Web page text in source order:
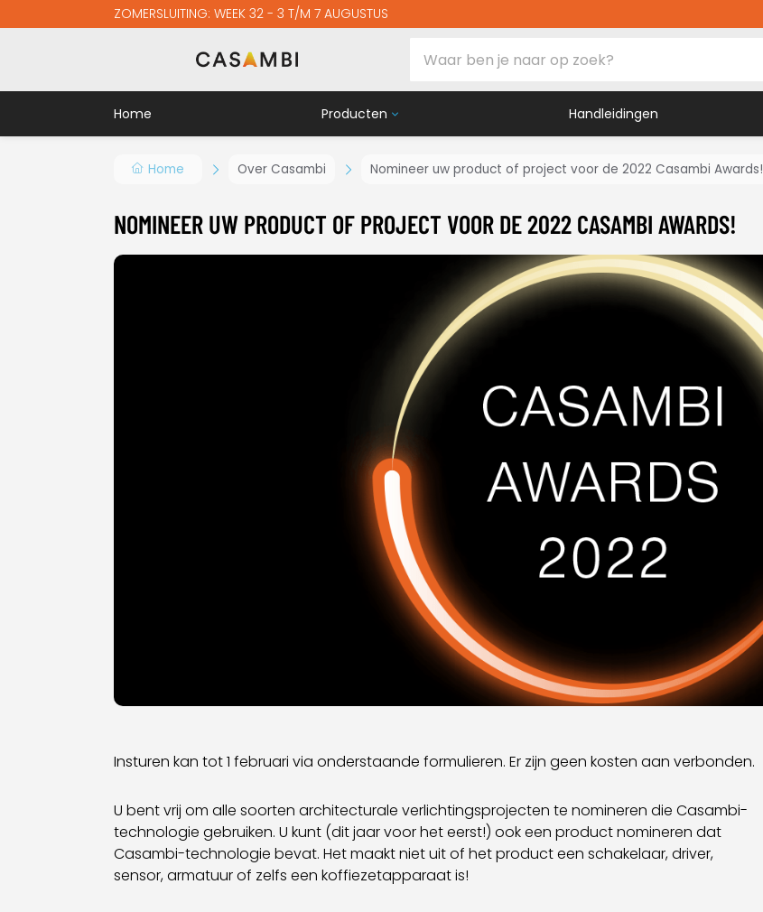
ZOMERSLUITING: WEEK 32 - 3 T/M 7 AUGUSTUS
Home Producten
Controllers
Schakelaars
Relais
Casambi drivers
Handleidingen
Home Over Casambi Nomineer uw product of project voor de 2022 Casambi Awards!
NOMINEER UW PRODUCT OF PROJECT VOOR DE 2022 CASAMBI AWARDS!
Insturen kan tot 1 februari via onderstaande formulieren. Er zijn geen kosten aan verbonden.
U bent vrij om alle soorten architecturale verlichtingsprojecten te nomineren die Casambi-
technologie gebruiken. U kunt (dit jaar voor het eerst!) ook een product nomineren dat
Casambi-technologie bevat. Het maakt niet uit of het product een schakelaar, driver,
sensor, armatuur of zelfs een koffiezetapparaat is!